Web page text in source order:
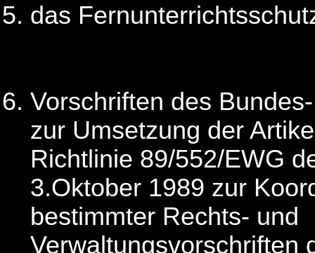
das
Vorschriften des
zur Umsetzung der
Richtlinie 89/552/EWG
3.Oktober 1989 zur
bestimmter Rechts- und
Verwaltungsvorschriften